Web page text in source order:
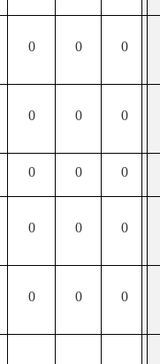
0 0 0
0 0 0
0 0 0
0 0 0
0 0 0